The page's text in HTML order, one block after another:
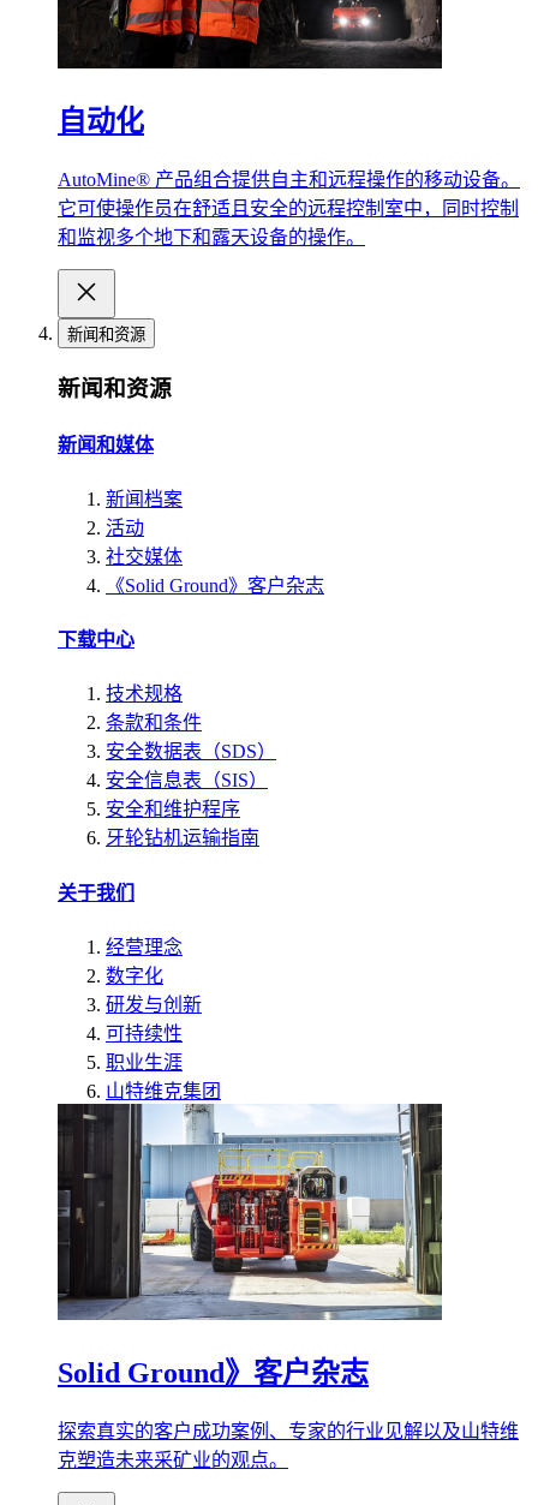
自动化
AutoMine® 产品组合提供自主和远程操作的移动设备。
它可使操作员在舒适且安全的远程控制室中，同时控制
和监视多个地下和露天设备的操作。
新闻和资源
新闻和资源
新闻和媒体
新闻档案
活动
社交媒体
《Solid Ground》客户杂志
下载中心
技术规格
条款和条件
安全数据表（SDS）
安全信息表（SIS）
安全和维护程序
牙轮钻机运输指南
关于我们
经营理念
数字化
研发与创新
可持续性
职业生涯
山特维克集团
Solid Ground》客户杂志
探索真实的客户成功案例、专家的行业见解以及山特维
克塑造未来采矿业的观点。